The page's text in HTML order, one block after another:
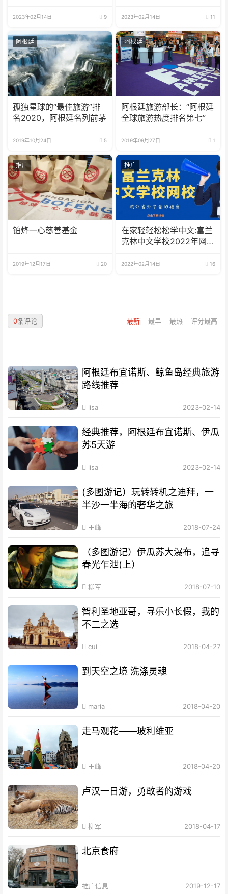
2023年02月14日 9 2023年02月14日 11
阿根廷
孤独星球的“最佳旅游”排
名2020，阿根廷名列前茅
2019年10月24日 5
阿根廷
阿根廷旅游部长：“阿根廷
全球旅游热度排名第七”
2019年09月27日 1
推广
铂烽一心慈善基金
2019年12月17日 20
推广
在家轻轻松松学中文:富兰
克林中文学校2022年网校
2022年02月14日 16
最新 最早 最热 评分最高
0条评论
阿根廷布宜诺斯、鲸鱼岛经典旅游
路线推荐
lisa 2023-02-14
经典推荐，阿根廷布宜诺斯、伊瓜
苏5天游
lisa 2023-02-14
(多图游记）玩转转机之迪拜，一
半沙一半海的奢华之旅
王峰 2018-07-24
（多图游记）伊瓜苏大瀑布，追寻
春光乍泄(上）
柳军 2018-07-10
智利圣地亚哥，寻乐小长假，我的
不二之选
cui 2018-04-27
到天空之境 洗涤灵魂
maria 2018-04-20
走马观花——玻利维亚
王峰 2018-04-20
卢汉一日游，勇敢者的游戏
柳军 2018-04-17
北京食府
推广信息 2019-12-17